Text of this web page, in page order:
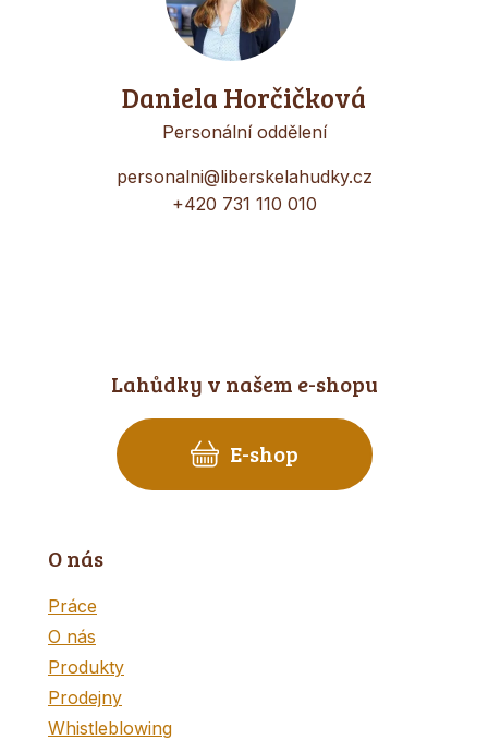
Daniela Horčičková
Personální oddělení
personalni@liberskelahudky.cz
+420 731 110 010
Lahůdky v našem e-shopu
E-shop
O nás
Práce
O nás
Produkty
Prodejny
Whistleblowing